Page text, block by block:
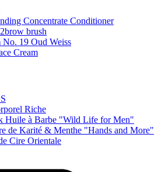
Concentrate Conditioner
brush
No. 19 Oud Weiss
Cream
Riche
Huile à Barbe "Wild Life for Men"
de Karité & Menthe "Hands and More"
Cire Orientale